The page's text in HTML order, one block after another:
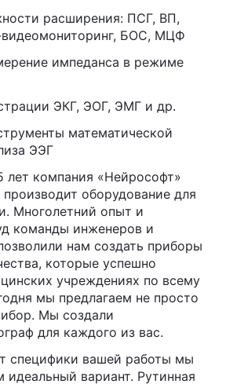
расширения: ПСГ, ВП,
БОС, МЦФ
импеданса в режиме
ЭКГ, ЭОГ, ЭМГ и др.
математической
ЭЭГ
лет компания «Нейрософт»
оборудование для
Многолетний опыт и
команды инженеров и
нам создать приборы
которые успешно
учреждениях по всему
мы предлагаем не просто
Мы создали
для каждого из вас.
специфики вашей работы мы
идеальный вариант. Рутинная